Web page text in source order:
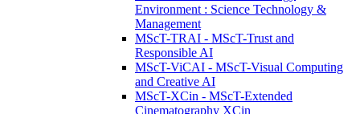
Environment : Science Technology &
Management
MScT-TRAI - MScT-Trust and
Responsible AI
MScT-ViCAI - MScT-Visual Computing
and Creative AI
MScT-XCin - MScT-Extended
Cinematography XCin